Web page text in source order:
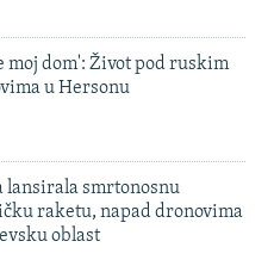
moj dom': Život pod ruskim
u Hersonu
lansirala smrtonosnu
raketu, napad dronovima
oblast